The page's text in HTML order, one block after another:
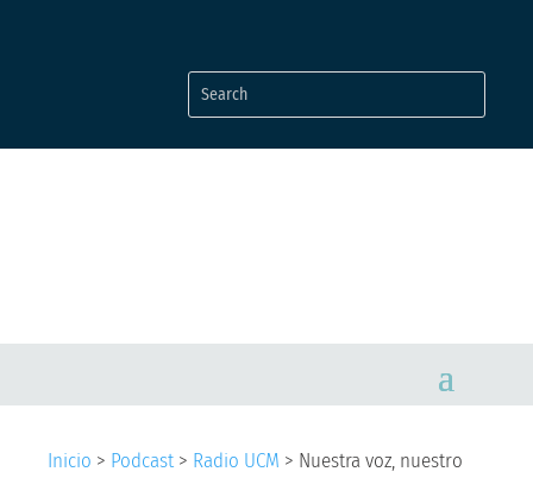
Inicio > Podcast > Radio UCM > Nuestra voz, nuestro